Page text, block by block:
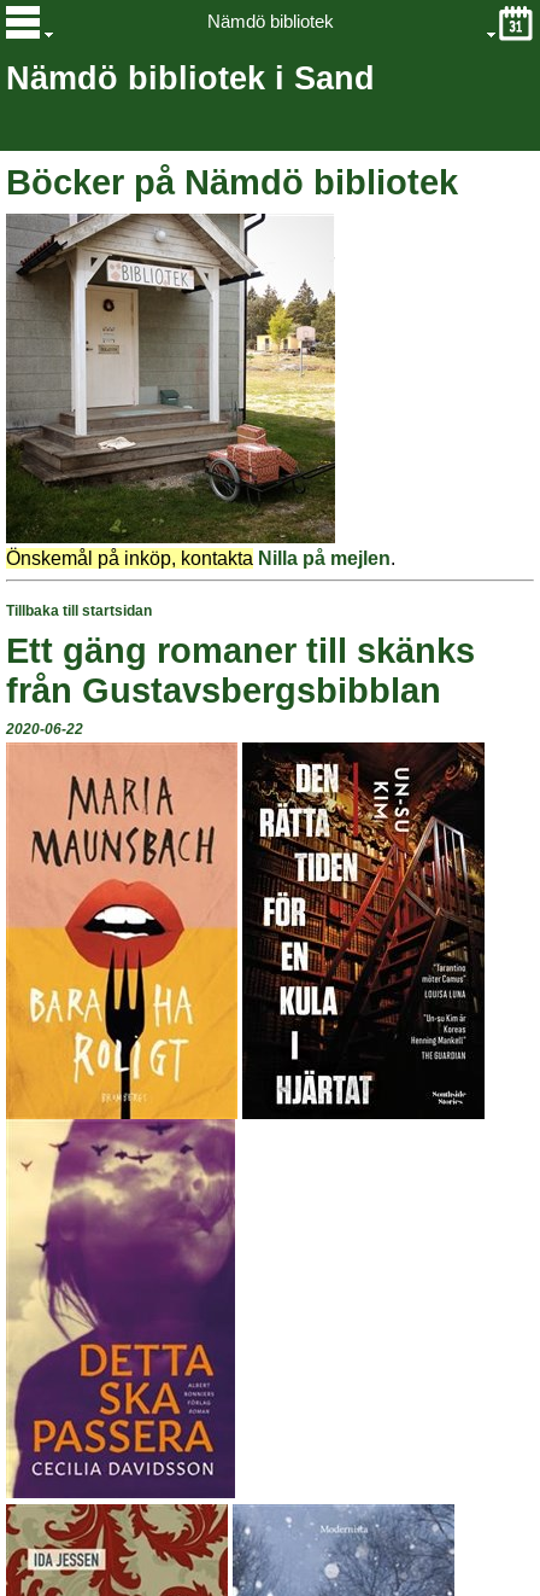
Nämdö bibliotek i Sand
Nämdö bibliotek
Böcker på Nämdö bibliotek
Önskemål på inköp, kontakta Nilla på mejlen.
Tillbaka till startsidan
Ett gäng romaner till skänks
från Gustavsbergsbibblan
2020-06-22